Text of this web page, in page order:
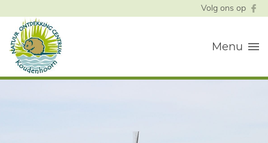
Volg ons op
Menu